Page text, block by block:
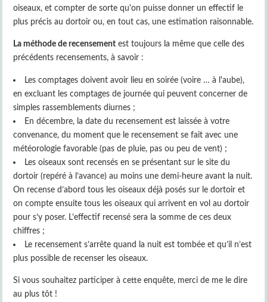
oiseaux, et compter de sorte qu'on puisse donner un effectif le
plus précis au dortoir ou, en tout cas, une estimation raisonnable.
La méthode de recensement est toujours la même que celle des
précédents recensements, à savoir :
Les comptages doivent avoir lieu en soirée (voire … à l'aube),
en excluant les comptages de journée qui peuvent concerner de
simples rassemblements diurnes ;
En décembre, la date du recensement est laissée à votre
convenance, du moment que le recensement se fait avec une
météorologie favorable (pas de pluie, pas ou peu de vent) ;
Les oiseaux sont recensés en se présentant sur le site du
dortoir (repéré à l’avance) au moins une demi-heure avant la nuit.
On recense d’abord tous les oiseaux déjà posés sur le dortoir et
on compte ensuite tous les oiseaux qui arrivent en vol au dortoir
pour s’y poser. L’effectif recensé sera la somme de ces deux
chiffres ;
Le recensement s’arrête quand la nuit est tombée et qu’il n’est
plus possible de recenser les oiseaux.
Si vous souhaitez participer à cette enquête, merci de me le dire
au plus tôt !